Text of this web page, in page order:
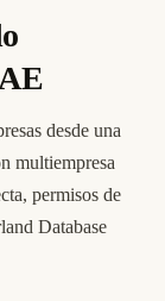
desde una
multiempresa
permisos de
Database